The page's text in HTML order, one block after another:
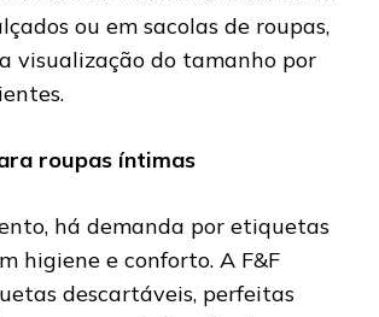
ou em sacolas de roupas,
visualização do tamanho por
roupas íntimas
há demanda por etiquetas
higiene e conforto. A F&F
descartáveis, perfeitas